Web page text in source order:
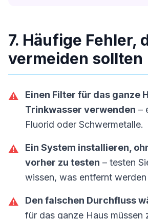
7. Häufige Fehler,
vermeiden sollten
⚠️
Einen Filter für das ganze
Trinkwasser verwenden –
Fluorid oder Schwermetalle.
⚠️
Ein System installieren,
vorher zu testen – testen
wissen, was entfernt werden
⚠️ Den falschen Durchfluss
für das ganze Haus müssen